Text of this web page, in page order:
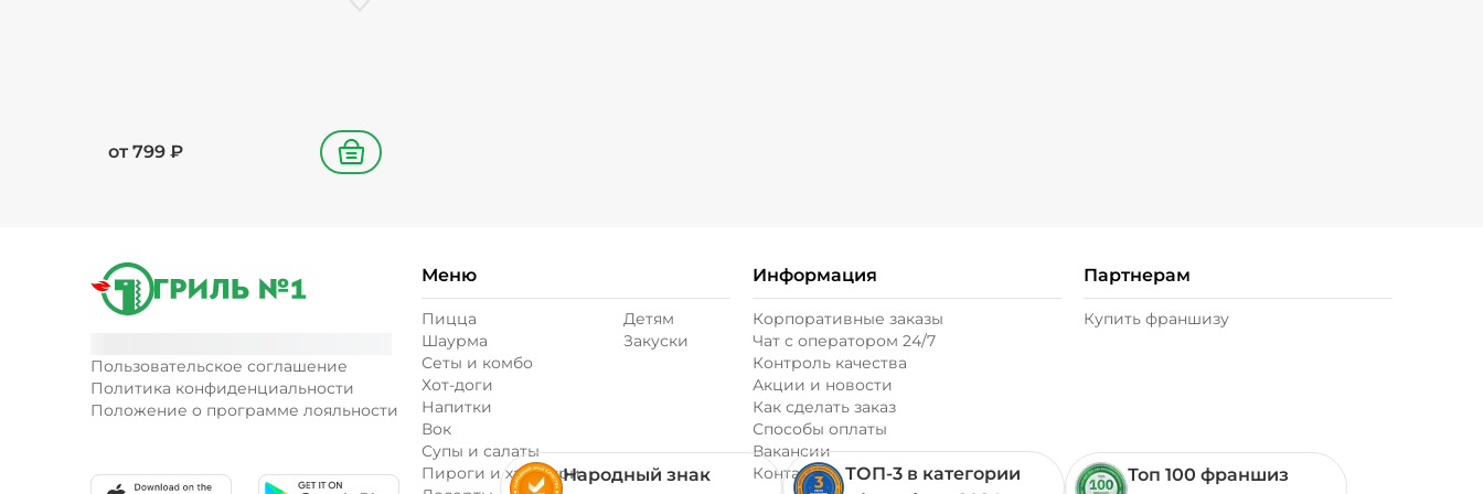
от 799 ₽ В корзину
Пользовательское соглашение
Политика конфиденциальности
Положение о программе лояльности
Меню
Пицца
Шаурма
Сеты и комбо
Хот-доги
Напитки
Вок
Супы и салаты
Пироги и хачапури
Детям
Закуски
Информация
Корпоративные заказы
Чат с оператором 24/7
Контроль качества
Акции и новости
Как сделать заказ
Способы оплаты
Вакансии
Контакты
Партнерам
Купить франшизу
Народный знак
ТОП-3 в категории
Топ 100 франшиз